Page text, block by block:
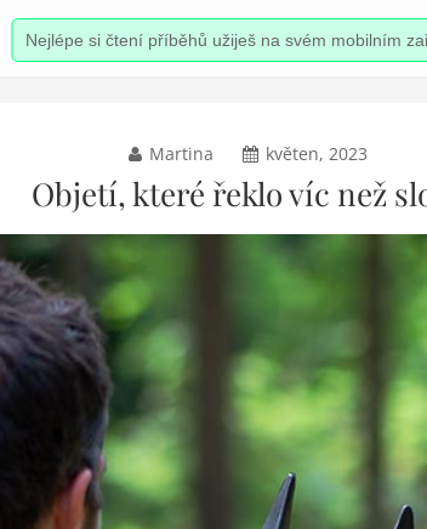
Nejlépe si čtení příběhů užiješ na svém mobilním
Martina květen, 2023
Objetí, které řeklo víc než